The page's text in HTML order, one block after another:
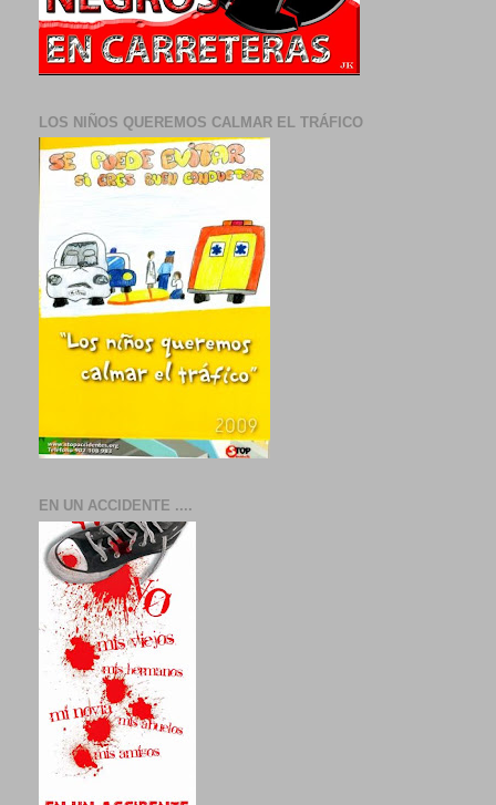
LOS NIÑOS QUEREMOS CALMAR EL TRÁFICO
EN UN ACCIDENTE ....